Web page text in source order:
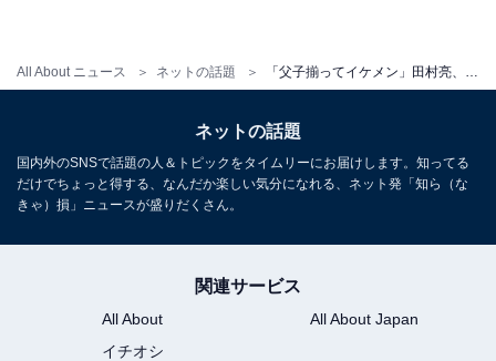
All About ニュース ネットの話題
ネットの話題
国内外のSNSで話題の人＆トピックをタイムリーにお届けします。知ってる
だけでちょっと得する、なんだか楽しい気分になれる、ネット発「知ら（な
きゃ）損」ニュースが盛りだくさん。
関連サービス
All About
All About Japan
イチオシ